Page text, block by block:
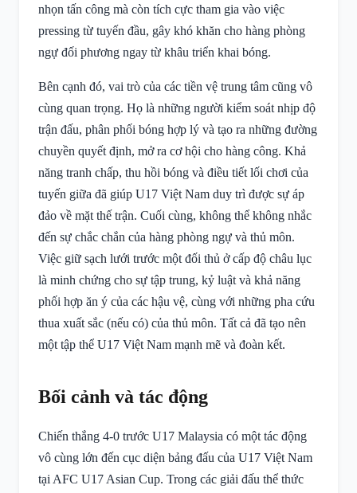
nhọn tấn công mà còn tích cực tham gia vào việc
pressing từ tuyến đầu, gây khó khăn cho hàng phòng
ngự đối phương ngay từ khâu triển khai bóng.
Bên cạnh đó, vai trò của các tiền vệ trung tâm cũng vô
cùng quan trọng. Họ là những người kiểm soát nhịp độ
trận đấu, phân phối bóng hợp lý và tạo ra những đường
chuyền quyết định, mở ra cơ hội cho hàng công. Khả
năng tranh chấp, thu hồi bóng và điều tiết lối chơi của
tuyến giữa đã giúp U17 Việt Nam duy trì được sự áp
đảo về mặt thế trận. Cuối cùng, không thể không nhắc
đến sự chắc chắn của hàng phòng ngự và thủ môn.
Việc giữ sạch lưới trước một đối thủ ở cấp độ châu lục
là minh chứng cho sự tập trung, kỷ luật và khả năng
phối hợp ăn ý của các hậu vệ, cùng với những pha cứu
thua xuất sắc (nếu có) của thủ môn. Tất cả đã tạo nên
một tập thể U17 Việt Nam mạnh mẽ và đoàn kết.
Bối cảnh và tác động
Chiến thắng 4-0 trước U17 Malaysia có một tác động
vô cùng lớn đến cục diện bảng đấu của U17 Việt Nam
tại AFC U17 Asian Cup. Trong các giải đấu thể thức